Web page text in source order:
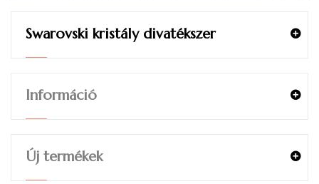
Swarovski kristály divatékszer
Információ
Új termékek